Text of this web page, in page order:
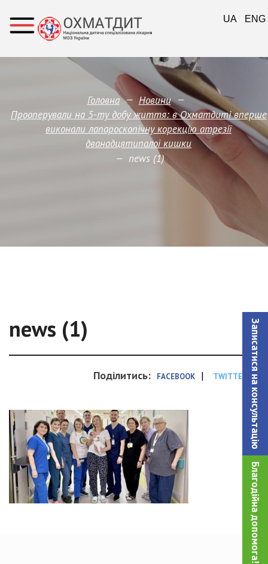
Записатися на консультацiю
Благодійна допомога!
Головна — Новини —
Прооперували на 5-ту добу життя: в Охматдиті вперше
виконали лапароскопічну корекцію атрезії
дванадцятипалої кишки
— news (1)
news (1)
Поділитись: FACEBOOK | TWITTER
UA ENG